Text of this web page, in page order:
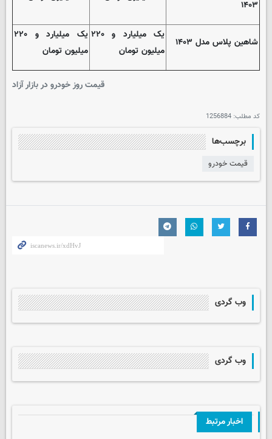
قیمت روز خودرو در بازار آزاد
۱۴۰۳
شاهین پلاس مدل ۱۴۰۳
یک میلیارد و ۲۲۰
میلیون تومان
یک میلیارد و ۲۲۰
میلیون تومان
کد مطلب: 1256884
برچسب‌ها
قیمت خودرو
وب گردی
وب گردی
اخبار مرتبط